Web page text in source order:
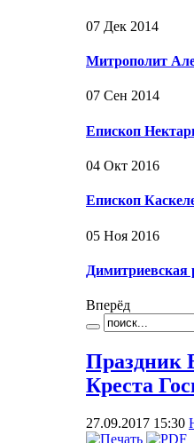
07 Дек 2014
Митрополит
07 Сен 2014
Епископ
04 Окт 2016
Епископ
05 Ноя 2016
Димитриевская
Вперёд
Праздник
Креста
27.09.2017 15:30